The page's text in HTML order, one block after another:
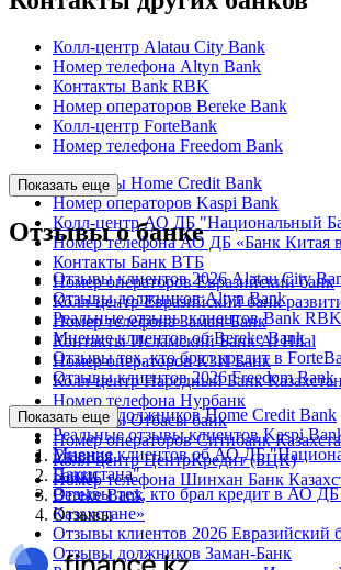
Колл-центр Alatau City Bank
Номер телефона Altyn Bank
Контакты Bank RBK
Номер операторов Bereke Bank
Колл-центр ForteBank
Номер телефона Freedom Bank
Контакты Home Credit Bank
Номер операторов Kaspi Bank
Колл-центр АО ДБ "Национальный
Номер телефона АО ДБ «Банк Китая в
Контакты Банк ВТБ
Номер операторов Евразийский банк
Колл-центр Евразийский банк
Номер телефона Заман-Банк
Контакты Исламский Банк Al Hilal
Номер операторов КЗИ Банк
Колл-центр Народный Банк
Номер телефона Нурбанк
Контакты Отбасы банк
Номер операторов Ситибанк
Колл-центр ЦентрКредит (БЦК)
Номер телефона Шинхан Банк
Показать еще
Отзывы о банке
Отзывы клиентов 2026 Alatau City
Отзывы должников Altyn Bank
Реальные отзывы клиентов Bank RBK
Мнение клиентов об Bereke Bank
Отзывы тех, кто брал кредит в
Отзывы клиентов 2026 Freedom Bank
Отзывы должников Home Credit Bank
Реальные отзывы клиентов Kaspi
Мнение клиентов об АО ДБ
Пакистана"
Отзывы тех, кто брал кредит в АО ДБ
Казахстане»
Отзывы клиентов 2026 Евразийский
Отзывы должников Заман-Банк
Показать еще
Главная
Банки
Bereke Bank
Отзывы